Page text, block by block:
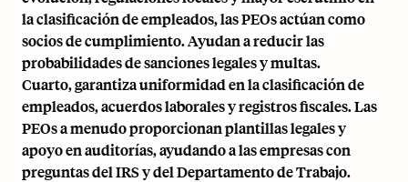
la clasificación de empleados, las PEOs actúan como
socios de cumplimiento. Ayudan a reducir las
probabilidades de sanciones legales y multas.
Cuarto, garantiza uniformidad en la clasificación de
empleados,acuerdos laboralesy registros fiscales. Las
PEOs a menudo proporcionan plantillas legales y
apoyo en auditorías, ayudando a las empresas con
preguntas del IRS y del Departamento de Trabajo.